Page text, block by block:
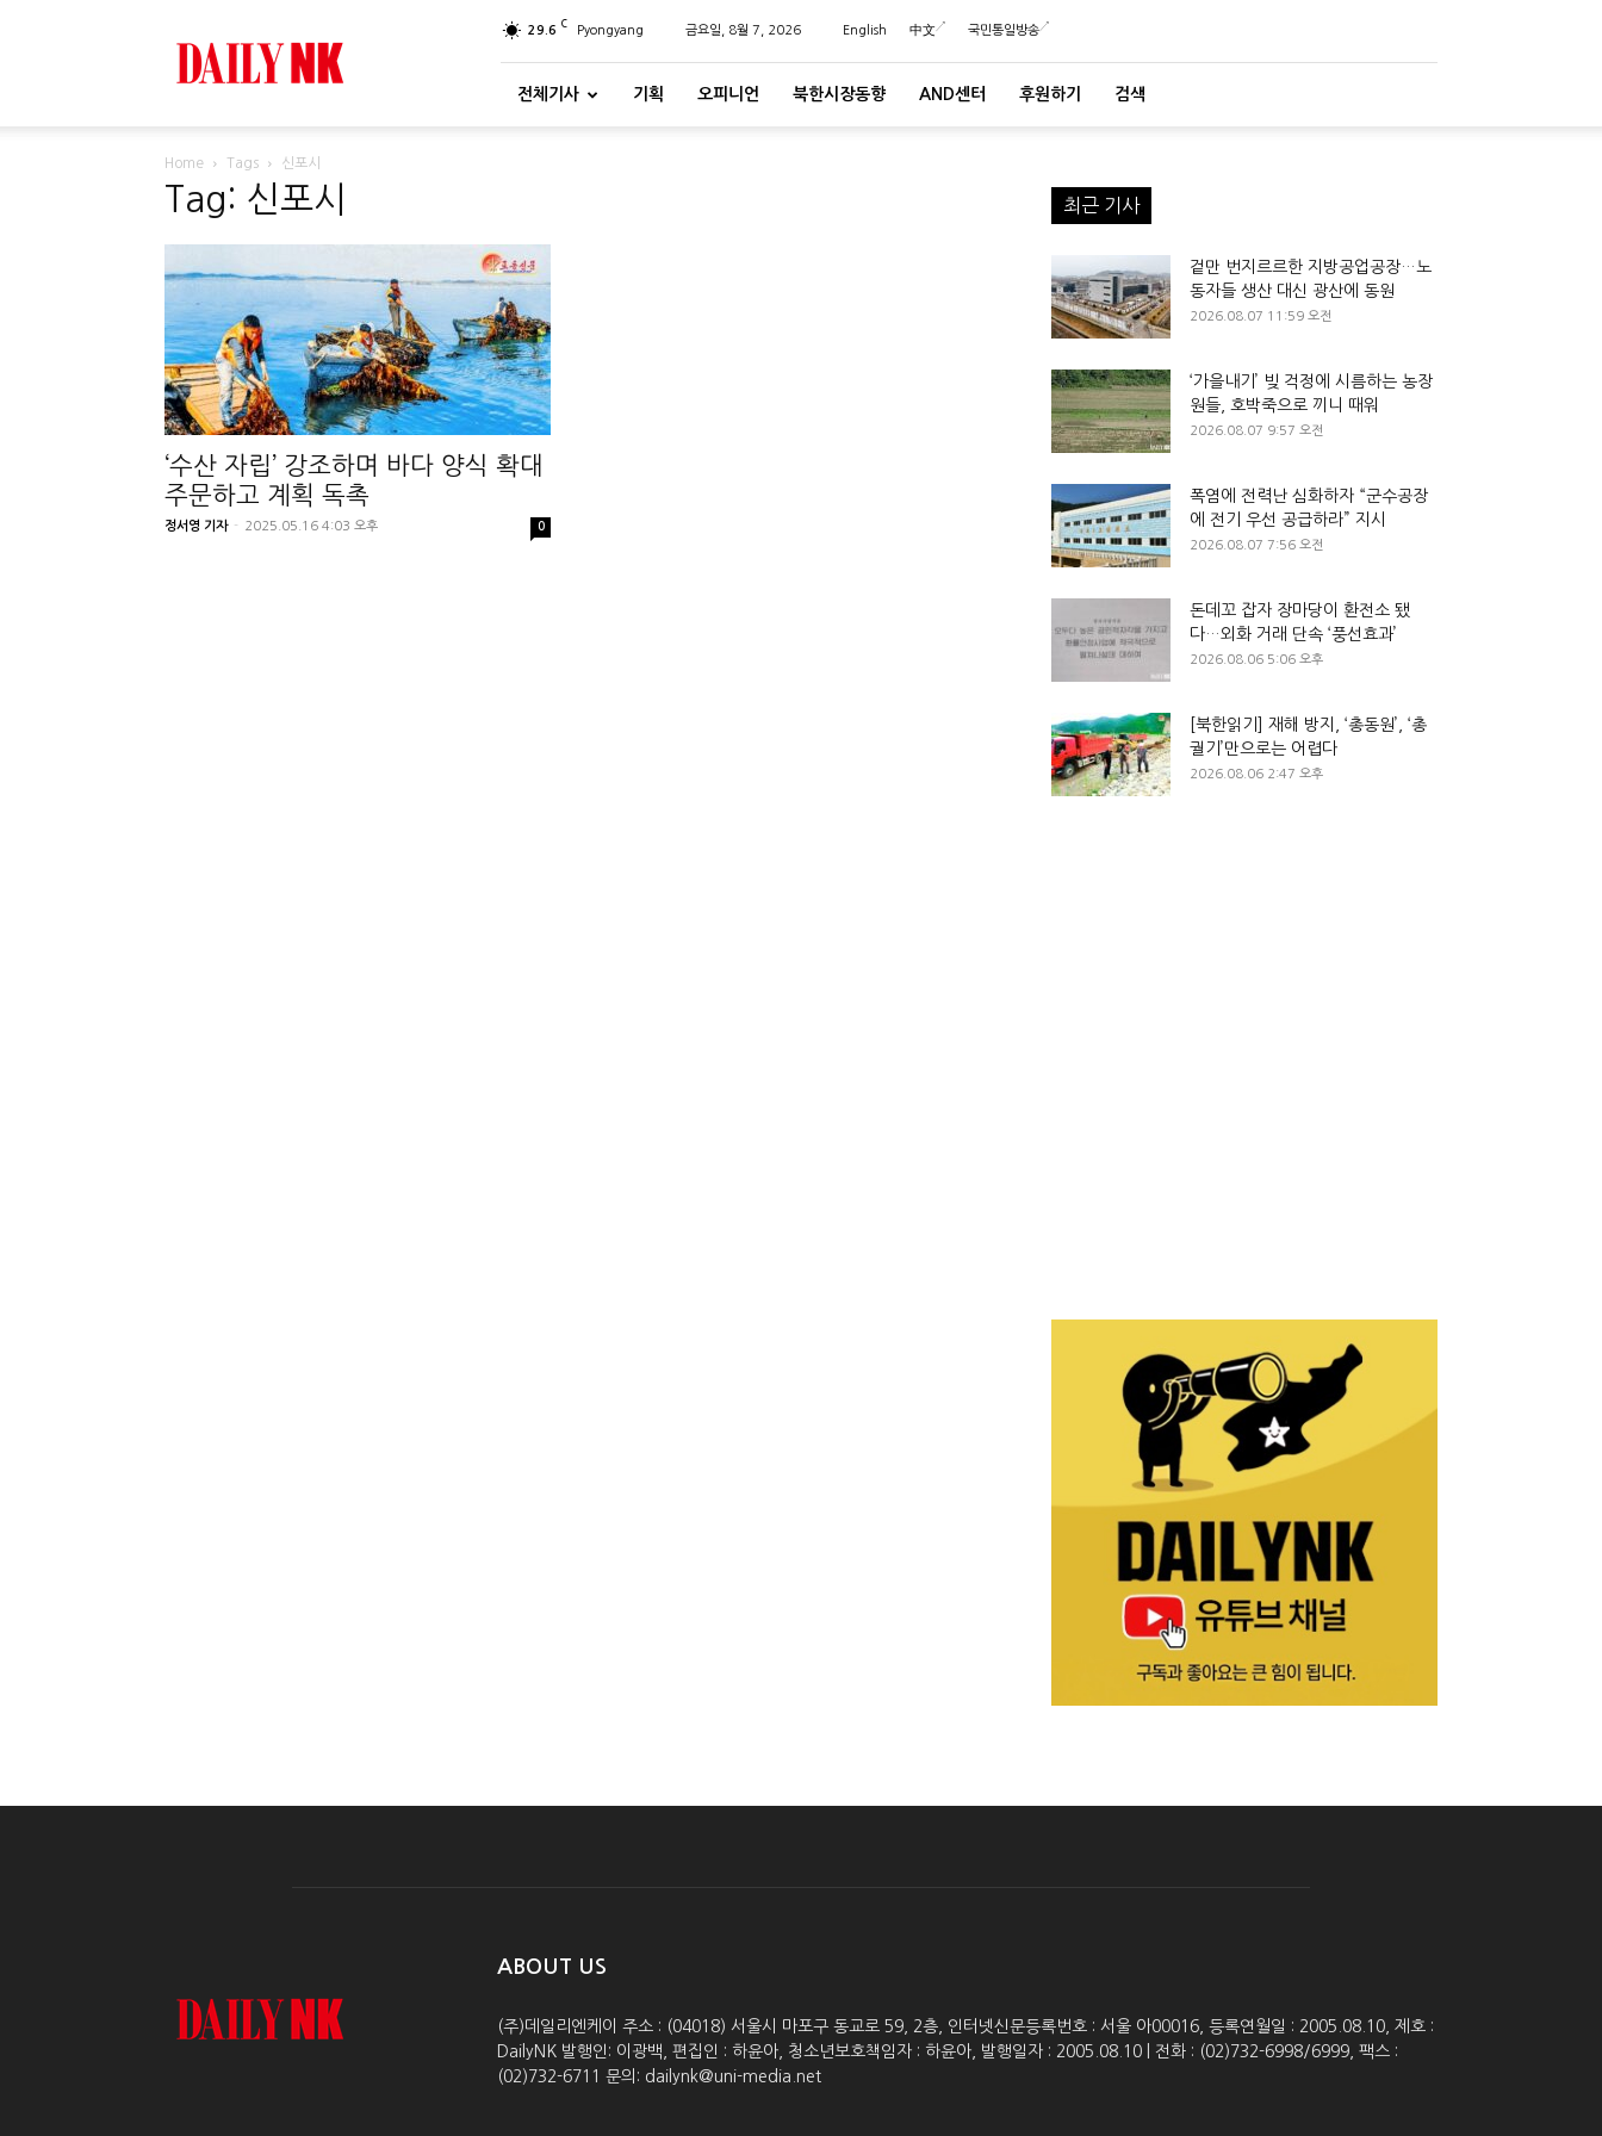
29.6 C Pyongyang 금요일, 8월 7, 2026 English 中文 국민통일방송
전체기사 기획 오피니언 북한시장동향 AND센터 후원하기 검색
Home Tags 신포시
Tag: 신포시
‘수산 자립’ 강조하며 바다 양식 확대
주문하고 계획 독촉
정서영 기자 - 2025.05.16 4:03 오후 0
최근 기사
겉만 번지르르한 지방공업공장…노
동자들 생산 대신 광산에 동원
2026.08.07 11:59 오전
‘가을내기’ 빚 걱정에 시름하는 농장
원들, 호박죽으로 끼니 때워
2026.08.07 9:57 오전
폭염에 전력난 심화하자 “군수공장
에 전기 우선 공급하라” 지시
2026.08.07 7:56 오전
돈데꼬 잡자 장마당이 환전소 됐
다…외화 거래 단속 ‘풍선효과’
2026.08.06 5:06 오후
[북한읽기] 재해 방지, ‘총동원’, ‘총
궐기’만으로는 어렵다
2026.08.06 2:47 오후
ABOUT US
(주)데일리엔케이 주소 : (04018) 서울시 마포구 동교로 59, 2층, 인터넷신문등록번호 : 서울 아00016, 등록연월일 : 2005.08.10, 제호 :
DailyNK 발행인: 이광백, 편집인 : 하윤아, 청소년보호책임자 : 하윤아, 발행일자 : 2005.08.10 | 전화 : (02)732-6998/6999, 팩스 :
(02)732-6711 문의: dailynk@uni-media.net